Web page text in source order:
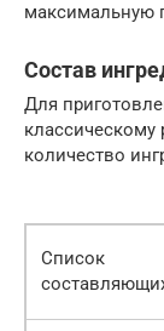
максимальную
Состав
Для
классическому
количество
Список